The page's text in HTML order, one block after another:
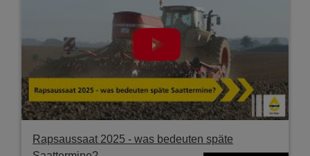
Rapsaussaat 2025 - was bedeuten späte